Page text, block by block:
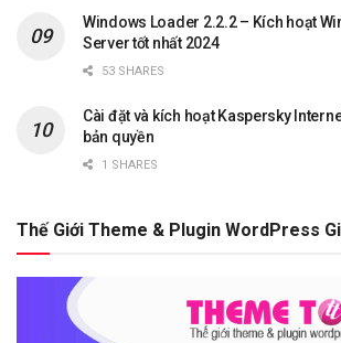
Windows Loader 2.2.2 – Kích hoạt
Server tốt nhất 2024
53 SHARES
Cài đặt và kích hoạt Kaspersky
bản quyền
1 SHARES
Thế Giới Theme & Plugin WordPress